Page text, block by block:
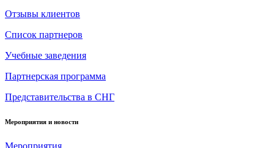
Отзывы клиентов
Список партнеров
Учебные заведения
Партнерская программа
Представительства в СНГ
Мероприятия и новости
Мероприятия